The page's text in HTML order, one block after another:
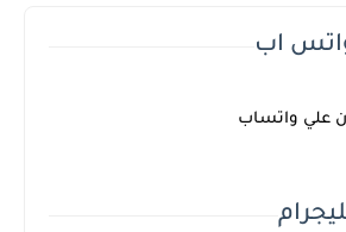
واتس اب
علي واتساب